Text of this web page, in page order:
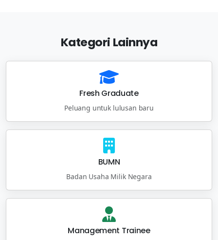
Kategori Lainnya
Fresh Graduate
Peluang untuk lulusan baru
BUMN
Badan Usaha Milik Negara
Management Trainee